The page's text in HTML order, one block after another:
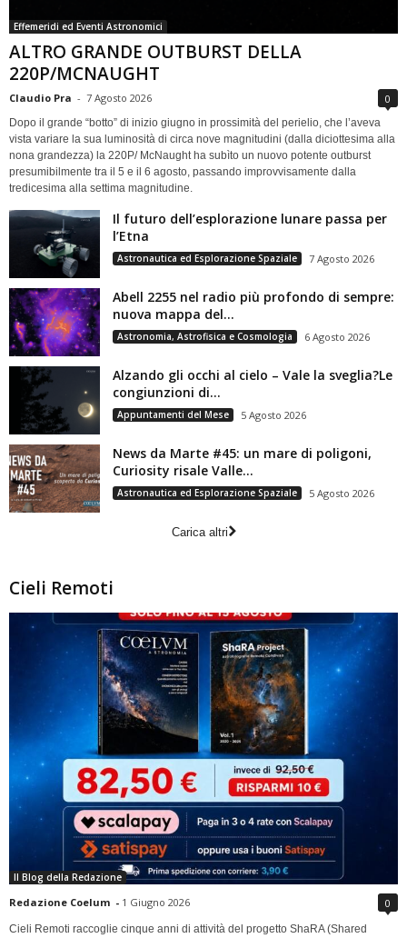
Effemeridi ed Eventi Astronomici
ALTRO GRANDE OUTBURST DELLA
220P/MCNAUGHT
Claudio Pra - 7 Agosto 2026 0
Dopo il grande “botto” di inizio giugno in prossimità del perielio, che l’aveva
vista variare la sua luminosità di circa nove magnitudini (dalla diciottesima alla
nona grandezza) la 220P/ McNaught ha subìto un nuovo potente outburst
presumibilmente tra il 5 e il 6 agosto, passando improvvisamente dalla
tredicesima alla settima magnitudine.
Il futuro dell’esplorazione lunare passa per
l’Etna
Astronautica ed Esplorazione Spaziale 7 Agosto 2026
Abell 2255 nel radio più profondo di sempre:
nuova mappa del...
Astronomia, Astrofisica e Cosmologia 6 Agosto 2026
Alzando gli occhi al cielo – Vale la sveglia?Le
congiunzioni di...
Appuntamenti del Mese 5 Agosto 2026
News da Marte #45: un mare di poligoni,
Curiosity risale Valle...
Astronautica ed Esplorazione Spaziale 5 Agosto 2026
Carica altri
Cieli Remoti
Il Blog della Redazione
Redazione Coelum - 1 Giugno 2026 0
Cieli Remoti raccoglie cinque anni di attività del progetto ShaRA (Shared